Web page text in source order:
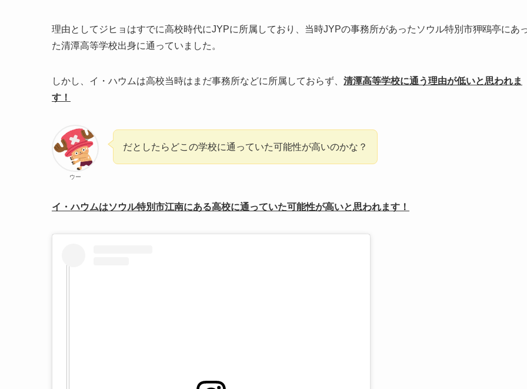
理由としてジヒョはすでに高校時代にJYPに所属しており、当時JYPの事務所があったソウル特別市狎鴎亭にあ
た清潭高等学校出身に通っていました。
しかし、イ・ハウムは高校当時はまだ事務所などに所属しておらず、 清潭高等学校に通う理由が低いと思われま
す！
ウー
だとしたらどこの学校に通っていた可能性が高いのかな？
イ・ハウムはソウル特別市江南にある高校に通っていた可能性が高いと思われます！